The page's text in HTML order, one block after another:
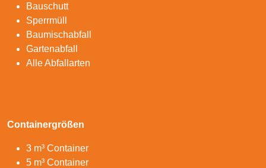
Bauschutt
Sperrmüll
Baumischabfall
Gartenabfall
Alle Abfallarten
Containergrößen
3 m³ Container
5 m³ Container